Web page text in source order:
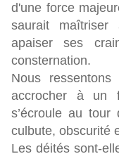
d'une force
saurait
apaiser ses
consternation.
Nous
accrocher à un
s’écroule au tour
culbute, obscurité
Les déités sont-